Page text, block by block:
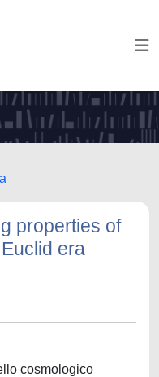
properties of
era
cosmologico